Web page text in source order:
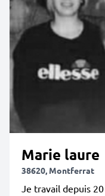
Marie laure
38620, Montferrat
Je travail depuis